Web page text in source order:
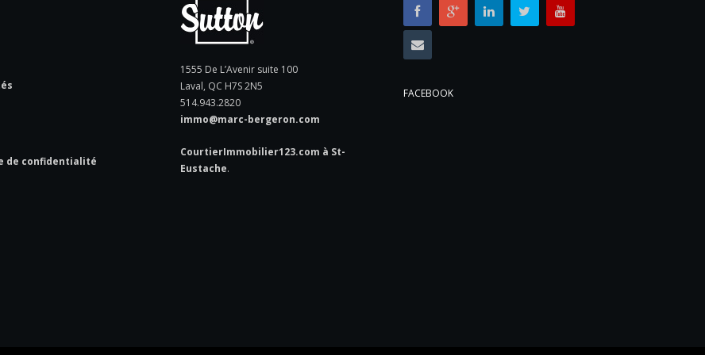
de confidentialité
1555 De L’Avenir suite 100
Laval, QC H7S 2N5
514.943.2820
immo@marc-bergeron.com
CourtierImmobilier123.com à St-
Eustache.
FACEBOOK